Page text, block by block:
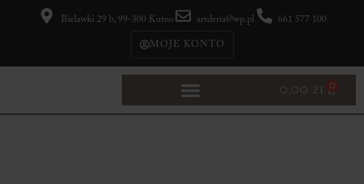
MOJE KONTO
Bielawki 29 b, 99-300 Kutno artderia@wp.pl 661 577 100
0,00 ZŁ 0